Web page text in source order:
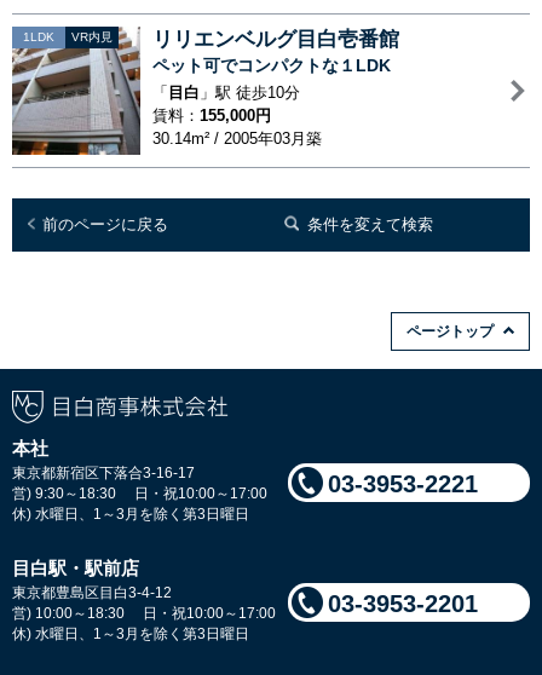
1LDK VR内見 リリエンベルグ目白壱番館
ペット可でコンパクトな１LDK
「 目白 」駅 徒歩10分
賃料： 155,000円
30.14m² / 2005年03月築
前のページに戻る 条件を変えて検索
ページトップ
本社
東京都新宿区下落合3-16-17
営) 9:30～18:30 日・祝10:00～17:00
休) 水曜日、1～3月を除く第3日曜日
03-3953-2221
目白駅・駅前店
東京都豊島区目白3-4-12
営) 10:00～18:30 日・祝10:00～17:00
休) 水曜日、1～3月を除く第3日曜日
03-3953-2201